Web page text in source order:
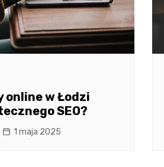
online w Łodzi
SEO?
1 maja 2025